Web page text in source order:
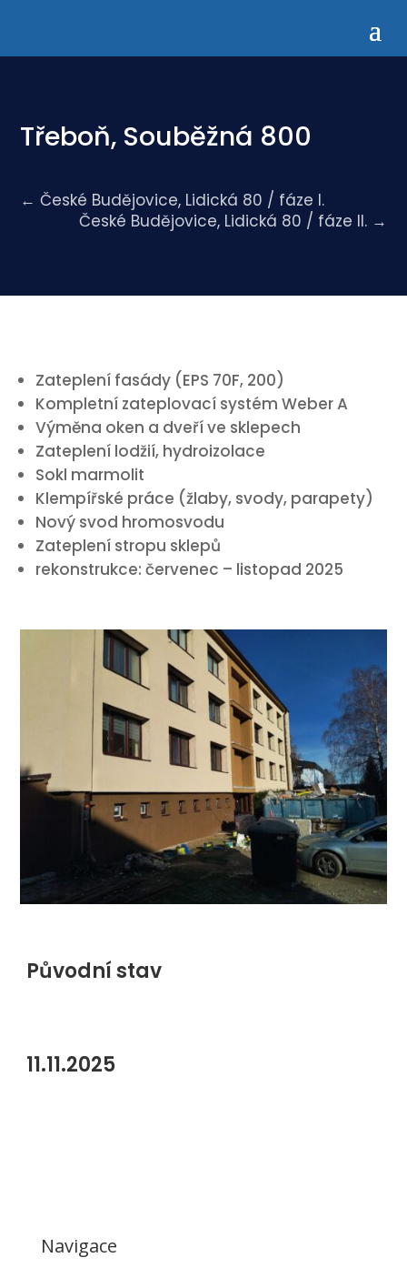
Třeboň, Souběžná 800
←České Budějovice, Lidická 80 / fáze I.
České Budějovice, Lidická 80 / fáze II.→
Zateplení fasády (EPS 70F, 200)
Kompletní zateplovací systém Weber A
Výměna oken a dveří ve sklepech
Zateplení lodžií, hydroizolace
Sokl marmolit
Klempířské práce (žlaby, svody, parapety)
Nový svod hromosvodu
Zateplení stropu sklepů
rekonstrukce: červenec – listopad 2025
Původní stav
11.11.2025
Navigace